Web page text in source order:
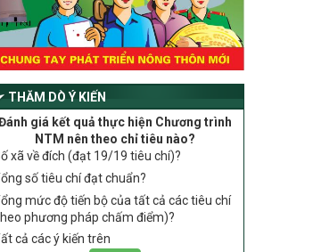
vùng đồng bào dân tộc thiểu số và miền
núi giai đoạn 2026-2035, giai đoạn I: Từ
năm 2026 đến năm 2030
Hướng dẫn thực hiện một số nội dung
tiêu chí, điều kiện thuộc Bộ tiêu chí quốc
gia về nông thôn mới giai đoạn 2026 –
2030 thuộc phạm vi quản lý nhà nước
của Bộ Nông nghiệp và Môi trường
417/QĐ-BNNMT
Phê duyệt Chương trình mục tiêu quốc
gia xây dựng nông thôn mới, giảm nghèo
bền vững và phát triển kinh tế – xã hội
THĂM DÒ Ý KIẾN
giá kết quả thực hiện Chương trình
NTM nên theo chỉ tiêu nào?
xã về đích (đạt 19/19 tiêu chí)?
số tiêu chí đạt chuẩn?
mức độ tiến bộ của tất cả các tiêu chí
phương pháp chấm điểm)?
cả các ý kiến trên